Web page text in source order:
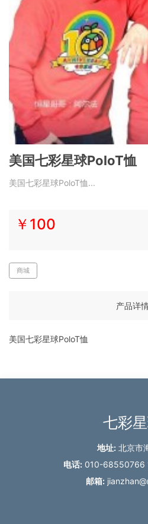
美国七彩星球PoloT恤
美国七彩星球PoloT恤...
￥100
商城
产品详
美国七彩星球PoloT恤
七彩
地址: 北京市
电话: 010-68550766
邮箱: